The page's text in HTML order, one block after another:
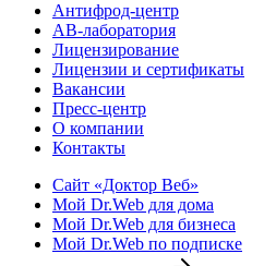
Антифрод-центр
АВ-лаборатория
Лицензирование
Лицензии и сертификаты
Вакансии
Пресс-центр
О компании
Контакты
Сайт «Доктор Веб»
Мой Dr.Web для дома
Мой Dr.Web для бизнеса
Мой Dr.Web по подписке